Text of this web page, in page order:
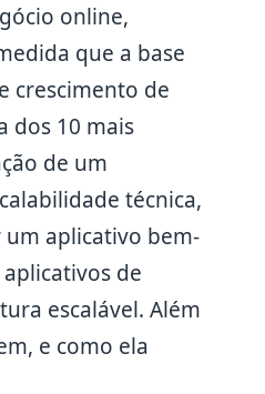
online,
que a base
crescimento de
dos 10 mais
de um
técnica,
aplicativo bem-
de
escalável. Além
e como ela